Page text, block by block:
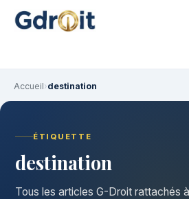
Accueil›destination
ÉTIQUETTE
destination
Tous les articles G-Droit rattachés